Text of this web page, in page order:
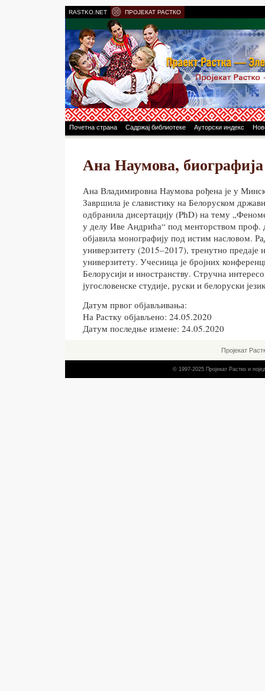
RASTKO.NET ПРОЈЕКАТ РАСТКО
Почетна страна Садржај библиотеке Ауторски индекс
Ана Наумова, биографија
Ана Владимировна Наумова рођена је у
Завршила је славистику на Белоруском
одбранила дисертацију (PhD) на тему
у делу Иве Андрића“ под менторством
објавила монографију под истим насловом.
универзитету (2015–2017), тренутно
универзитету. Учесница је бројних
Белорусији и иностранству. Стручна
југословенске студије, руски и белоруски
Датум првог објављивања:
На Растку објављено: 24.05.2020
Датум последње измене: 24.05.2020
Пројекат
© 1997-2025 Пројекат Растко и